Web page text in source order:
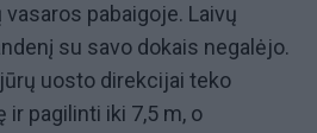
pabaigoje. Laivų
su savo dokais negalėjo.
uosto direkcijai teko
pagilinti iki 7,5 m, o